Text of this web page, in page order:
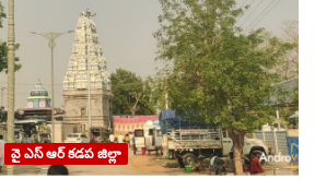
వై ఎస్ ఆర్ కడప జిల్లా